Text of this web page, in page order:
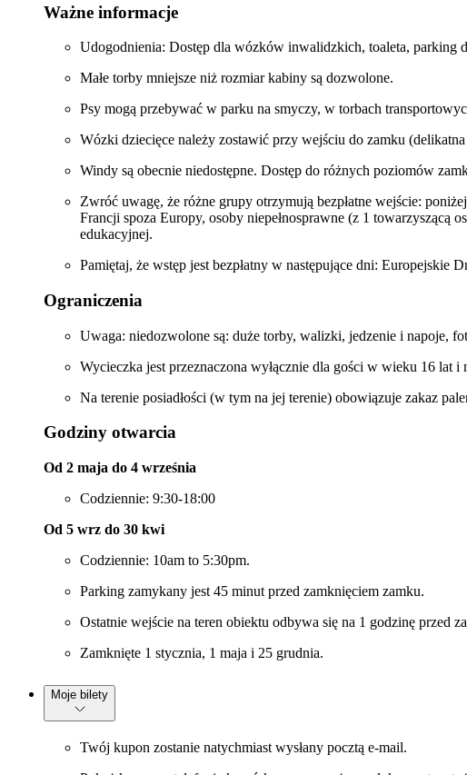
Ważne informacje
Udogodnienia: Dostęp dla wózków inwalidzkich, toaleta, parking
Małe torby mniejsze niż rozmiar kabiny są dozwolone.
Psy mogą przebywać w parku na smyczy, w torbach
Wózki dziecięce należy zostawić przy wejściu do zamku (delikatna
Windy są obecnie niedostępne. Dostęp do różnych poziomów
Zwróć uwagę, że różne grupy otrzymują bezpłatne wejście:
Francji spoza Europy, osoby niepełnosprawne (z 1 towarzyszącą
edukacyjnej.
Pamiętaj, że wstęp jest bezpłatny w następujące dni: Europejskie
Ograniczenia
Uwaga: niedozwolone są: duże torby, walizki, jedzenie i napoje,
Wycieczka jest przeznaczona wyłącznie dla gości w wieku 16 lat
Na terenie posiadłości (w tym na jej terenie) obowiązuje zakaz
Godziny otwarcia
Od 2 maja do 4 września
Codziennie: 9:30-18:00
Od 5 wrz do 30 kwi
Codziennie: 10am to 5:30pm.
Parking zamykany jest 45 minut przed zamknięciem zamku.
Ostatnie wejście na teren obiektu odbywa się na 1 godzinę przed
Zamknięte 1 stycznia, 1 maja i 25 grudnia.
Moje bilety
Twój kupon zostanie natychmiast wysłany pocztą e-mail.